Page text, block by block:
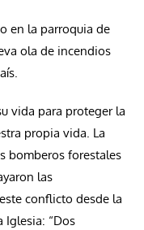
en la parroquia de
ola de incendios
vida para proteger la
propia vida. La
bomberos forestales
las
conflicto desde la
Iglesia: “Dos